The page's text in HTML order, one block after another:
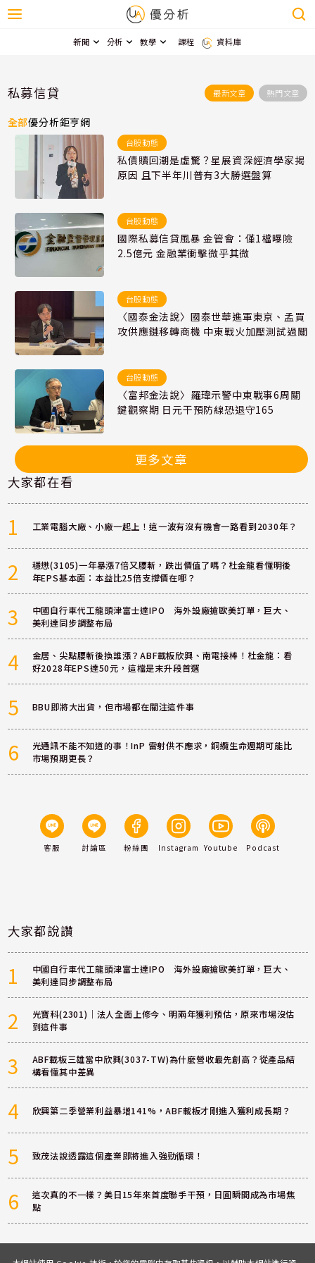
新聞 分析 教學 課程 資料庫
私募信貸 最新文章 熱門文章
全部優分析鉅亨網
台股動態
私債贖回潮是虛驚？星展資深經濟學家揭
原因 且下半年川普有3大勝選盤算
台股動態
國際私募信貸風暴 金管會：僅1檔曝險
2.5億元 金融業衝擊微乎其微
台股動態
〈國泰金法說〉國泰世華進軍東京、孟買
攻供應鏈移轉商機 中東戰火加壓測試過關
台股動態
〈富邦金法說〉羅瑋示警中東戰事6周關
鍵觀察期 日元干預防線恐退守165
更多文章
大家都在看
1 工業電腦大廠、小廠一起上！這一波有沒有機會一路看到2030年？
2
穩懋(3105)一年暴漲7倍又腰斬，跌出價值了嗎？杜金龍看懂明後
年EPS基本面：本益比25倍支撐價在哪？
3
中國自行車代工龍頭津富士達IPO 海外設廠搶歐美訂單，巨大、
美利達同步調整布局
4
金居、尖點腰斬後換誰漲？ABF載板欣興、南電接棒！杜金龍：看
好2028年EPS達50元，這檔是末升段首選
5 BBU即將大出貨，但市場都在關注這件事
6
光通訊不能不知道的事！InP 雷射供不應求，銅纜生命週期可能比
市場預期更長？
客服 討論區 粉絲團 Instagram Youtube Podcast
大家都說讚
1
中國自行車代工龍頭津富士達IPO 海外設廠搶歐美訂單，巨大、
美利達同步調整布局
2
光寶科(2301)｜法人全面上修今、明兩年獲利預估，原來市場沒估
到這件事
3
ABF載板三雄當中欣興(3037-TW)為什麼營收最先創高？從產品結
構看懂其中差異
4 欣興第二季營業利益暴增141%，ABF載板才剛進入獲利成長期？
5 致茂法說透露這個產業即將進入強勁循環！
6
這次真的不一樣？美日15年來首度聯手干預，日圓瞬間成為市場焦
點